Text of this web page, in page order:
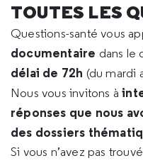
TOUTES LES
Questions-santé vous
documentaire dans le
délai de 72h (du mardi
Nous vous invitons à
réponses que nous
des dossiers
Si vous n’avez pas